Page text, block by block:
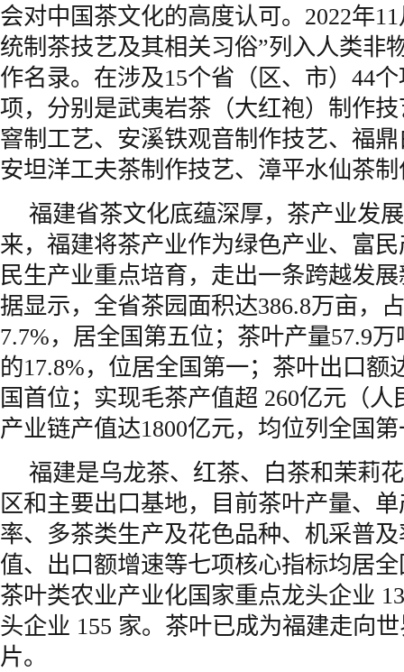
会对中国茶文化的高度认可。2022年
统制茶技艺及其相关习俗”列入人类非
作名录。在涉及15个省（区、市）44
项，分别是武夷岩茶（大红袍）制作
窨制工艺、安溪铁观音制作技艺、福
安坦洋工夫茶制作技艺、漳平水仙茶
福建省茶文化底蕴深厚，茶产业发
来，福建将茶产业作为绿色产业、富
民生产业重点培育，走出一条跨越发
据显示，全省茶园面积达386.8万亩，
7.7%，居全国第五位；茶叶产量57.9
的17.8%，位居全国第一；茶叶出口额
国首位；实现毛茶产值超 260亿元（
产业链产值达1800亿元，均位列全国
福建是乌龙茶、红茶、白茶和茉莉
区和主要出口基地，目前茶叶产量、
率、多茶类生产及花色品种、机采普
值、出口额增速等七项核心指标均居
茶叶类农业产业化国家重点龙头企业
头企业 155 家。茶叶已成为福建走向
片。